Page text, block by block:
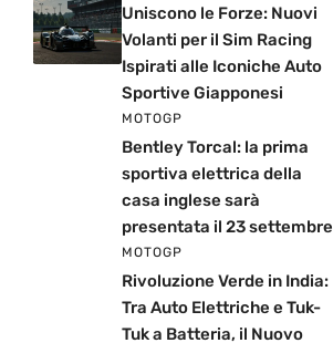
Uniscono le Forze: Nuovi
Volanti per il Sim Racing
Ispirati alle Iconiche Auto
Sportive Giapponesi
MOTOGP
Bentley Torcal: la prima
sportiva elettrica della
casa inglese sarà
presentata il 23 settembre
MOTOGP
Rivoluzione Verde in India:
Tra Auto Elettriche e Tuk-
Tuk a Batteria, il Nuovo